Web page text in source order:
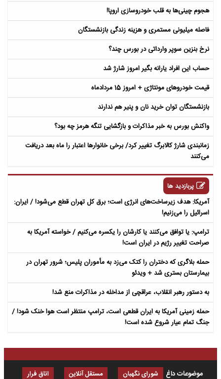
هجوم چینی‌ها به قلب خودروسازی اروپا!
فاصله میلیونی مستمری و هزینه زندگی بازنشستگان
نرخ بنزین سوپر وارداتی در بورس چند؟
حساب این افراد یارانه بگیر امروز شارژ شد
قیمت خودروهای مونتاژی + امروز 15 مردادماه
بازنشستگان توان خرید نان و پنیر هم ندارند
واکنش بورس به خبر مذاکرات و بازگشایی تنگه هرمز چه بود؟
زمانبندی شارژ کالابرگ تغییر کرد/ برخی خانوارها اعتبار را ماه بعد دریافت
می‌کنند
پربازدید ها
آمریکا: هدف زیرساخت‌های انرژی است؛ برق کل تهران قطع می‌شود! / ایران:
اسرائیل را می‌زنیم!
ترامپ: یا توافق می‌کنند یا کارشان را یکسره می‌کنیم / خواسته آمریکا به
صراحت تغییر رژیم در ایران است!
حمله بلاگری که دختران را کتک می‌زد به مأموران پلیس؛ شرور تهران در
بیمارستان بستری شد + ویدئو
به دستور رهبر انقلاب، عراقچی از مداخله در مذاکرات منع شد!
حمله زمینی آمریکا به ایران قطعی است، ترامپ منتظر است هوا خنک شود! /
جنگ تمام عیار شروع شده است!
موضوعات داغ شورای نگهبان مستقل آنلاین اتاق فرار